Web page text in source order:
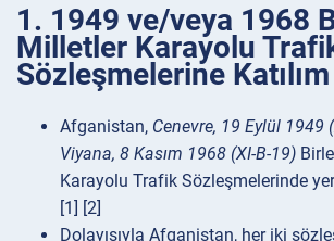
1. 1949 ve/veya 1968
Milletler Karayolu
Sözleşmelerine Katılım
Afganistan, Cenevre, 19 Eylül 1949
Viyana, 8 Kasım 1968 (XI-B-19)
Karayolu Trafik Sözleşmelerinde
[1] [2]
Dolayısıyla Afganistan, her iki